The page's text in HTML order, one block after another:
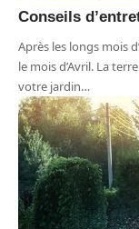
Conseils
Après les longs mois
le mois d’Avril. La
votre jardin…